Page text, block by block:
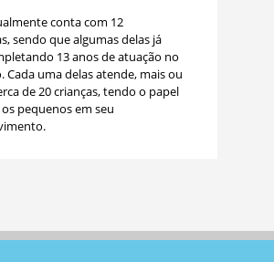
conta com 12
sendo que algumas delas já
13 anos de atuação no
Cada uma delas atende, mais ou
de 20 crianças, tendo o papel
pequenos em seu